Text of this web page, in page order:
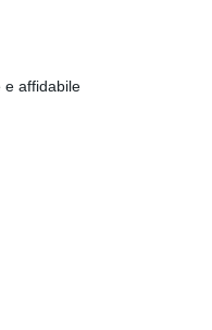
e affidabile